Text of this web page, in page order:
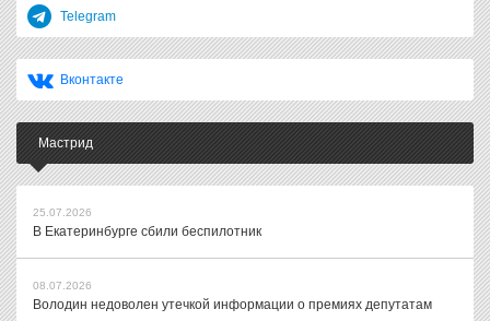
Telegram
Вконтакте
Мастрид
25.07.2026
В Екатеринбурге сбили беспилотник
08.07.2026
Володин недоволен утечкой информации о премиях депутатам